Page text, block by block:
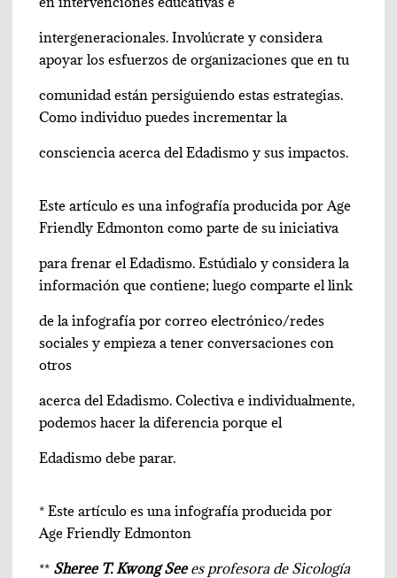
intergeneracionales. Involúcrate y considera
apoyar los esfuerzos de organizaciones que en tu
comunidad están persiguiendo estas estrategias.
Como individuo puedes incrementar la
consciencia acerca del Edadismo y sus impactos.
Este artículo es una infografía producida por Age
Friendly Edmonton como parte de su iniciativa
para frenar el Edadismo. Estúdialo y considera la
información que contiene; luego comparte el link
de la infografía por correo electrónico/redes
sociales y empieza a tener conversaciones con
otros
acerca del Edadismo. Colectiva e individualmente,
podemos hacer la diferencia porque el
Edadismo debe parar.
* Este artículo es una infografía producida por
Age Friendly Edmonton
** Sheree T. Kwong Seees profesora de Sicología